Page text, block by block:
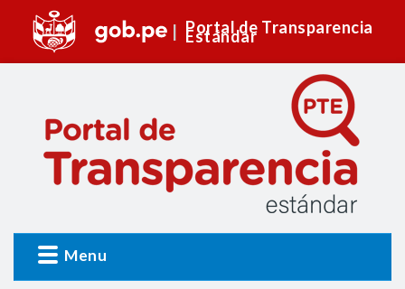
Portal de Transparencia
Estándar
Menu